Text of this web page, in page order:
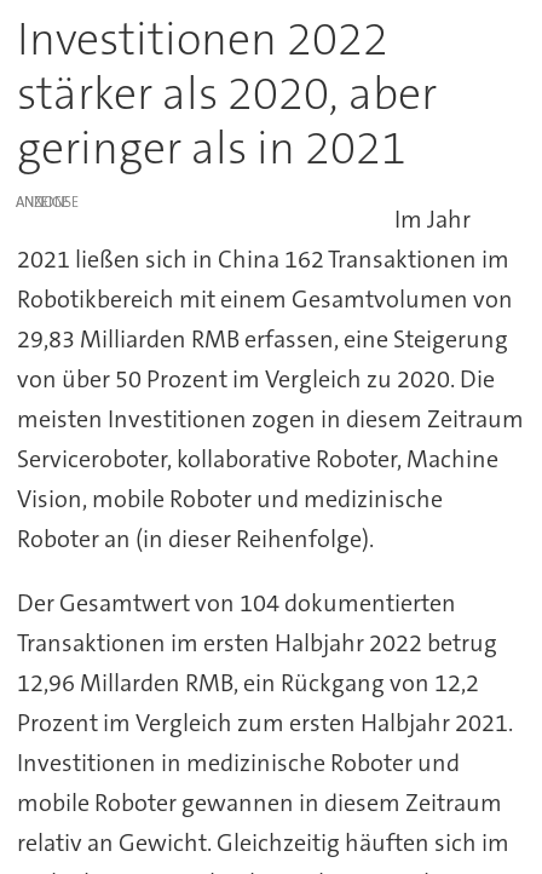
Investitionen 2022
stärker als 2020, aber
geringer als in 2021
ANZEIGE
Im Jahr
2021 ließen sich in China 162 Transaktionen im
Robotikbereich mit einem Gesamtvolumen von
29,83 Milliarden RMB erfassen, eine Steigerung
von über 50 Prozent im Vergleich zu 2020. Die
meisten Investitionen zogen in diesem Zeitraum
Serviceroboter, kollaborative Roboter, Machine
Vision, mobile Roboter und medizinische
Roboter an (in dieser Reihenfolge).
Der Gesamtwert von 104 dokumentierten
Transaktionen im ersten Halbjahr 2022 betrug
12,96 Millarden RMB, ein Rückgang von 12,2
Prozent im Vergleich zum ersten Halbjahr 2021.
Investitionen in medizinische Roboter und
mobile Roboter gewannen in diesem Zeitraum
relativ an Gewicht. Gleichzeitig häuften sich im